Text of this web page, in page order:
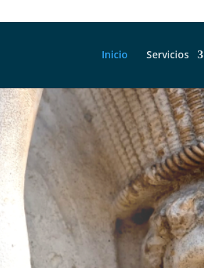
Inicio Servicios